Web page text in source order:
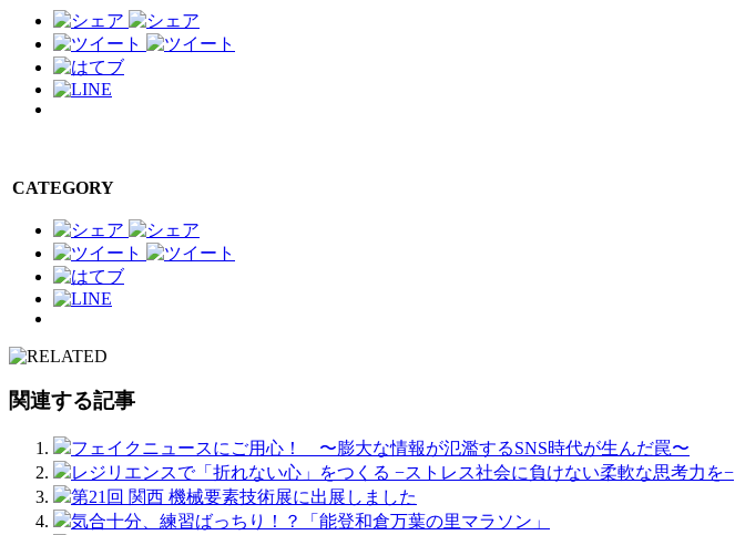
CATEGORY
関連する記事
フェイクニュースにご用心！ 〜膨大な情報が氾濫するSNS時代が生んだ罠〜
レジリエンスで「折れない心」をつくる −ストレス社会に負けない柔軟な思考力を−
第21回 関西 機械要素技術展に出展しました
気合十分、練習ばっちり！？「能登和倉万葉の里マラソン」